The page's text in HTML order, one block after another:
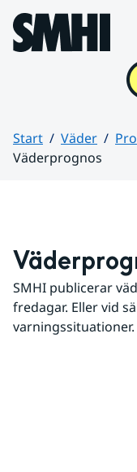
Hoppa till sidans
Start Väder
Väderprognos
SMHI publicerar
fredagar. Eller vid
varningssituationer.